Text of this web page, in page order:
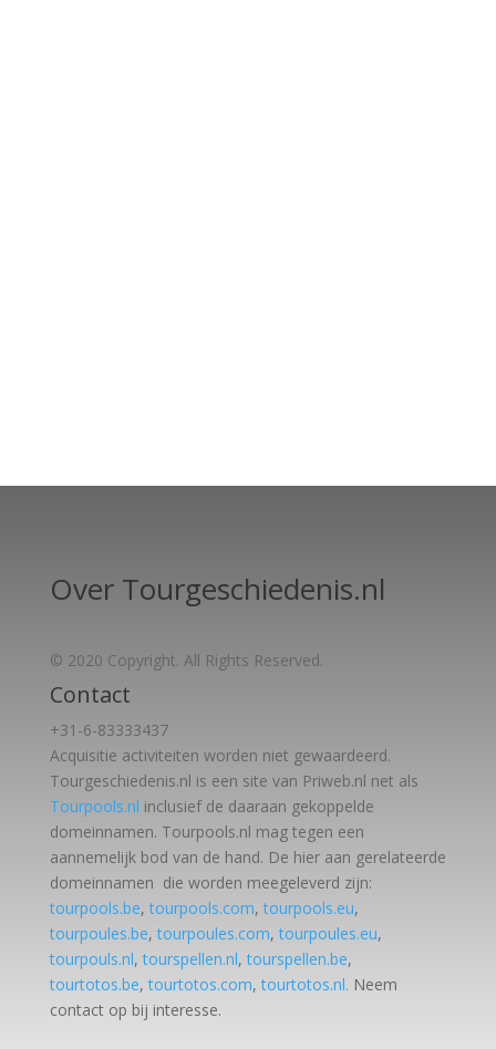
Over Tourgeschiedenis.nl
© 2020 Copyright. All Rights Reserved.
Contact
+31-6-83333437
Acquisitie activiteiten worden niet gewaardeerd.
Tourgeschiedenis.nl is een site van Priweb.nl net als
Tourpools.nl inclusief de daaraan gekoppelde
domeinnamen. Tourpools.nl mag tegen een
aannemelijk bod van de hand. De hier aan gerelateerde
domeinnamen die worden meegeleverd zijn:
tourpools.be,tourpools.com,tourpools.eu,
tourpoules.be,tourpoules.com,tourpoules.eu,
tourpouls.nl,tourspellen.nl,tourspellen.be,
tourtotos.be,tourtotos.com,tourtotos.nl. Neem
contact op bij interesse.